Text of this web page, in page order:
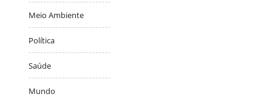
Meio Ambiente
Política
Saúde
Mundo